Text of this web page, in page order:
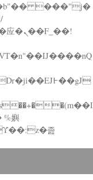
���"j�
졾